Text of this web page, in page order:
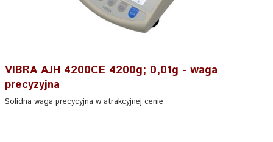
VIBRA AJH 4200CE 4200g; 0,01g - waga
precyzyjna
Solidna waga precycyjna w atrakcyjnej cenie